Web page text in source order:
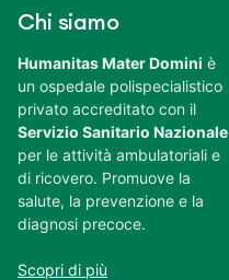
Chi siamo
Humanitas Mater Domini è
un ospedale polispecialistico
privato accreditato con il
Servizio Sanitario Nazionale
per le attività ambulatoriali e
di ricovero. Promuove la
salute, la prevenzione e la
diagnosi precoce.
Scopri di più